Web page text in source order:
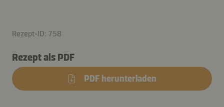
Rezept-ID: 758
Rezept als PDF
PDF herunterladen